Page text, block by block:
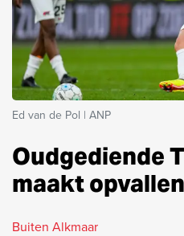
Ed van de Pol | ANP
Oudgediende
maakt
Buiten Alkmaar